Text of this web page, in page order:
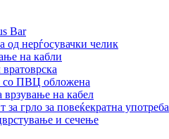
Bar
од нерѓосувачки челик
на кабли
со ПВЦ обложена
врзување на кабел
за грло за повеќекратна употреба
и сечење